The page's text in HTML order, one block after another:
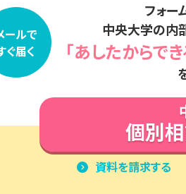
フォー
中央大学の内
「あしたからで
ールで
ぐ届く
個別
資料を請求する